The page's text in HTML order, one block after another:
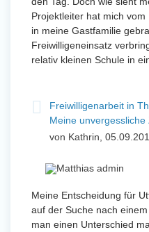
Projektleiter hat mich
in meine Gastfamilie
Freiwilligeneinsatz
relativ kleinen Schule in
Freiwilligenarbeit in
Meine unvergessliche
von Kathrin,
Meine Entscheidung für
auf der Suche nach
man einen Unterschied